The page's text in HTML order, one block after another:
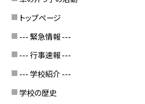
トップページ
--- 緊急情報 ---
--- 行事速報 ---
--- 学校紹介 ---
学校の歴史